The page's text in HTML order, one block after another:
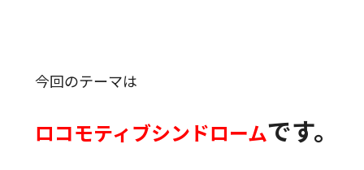
今回のテーマは
ロコモティブシンドロームです。